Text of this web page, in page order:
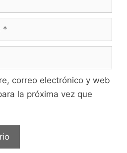
correo electrónico y web
la próxima vez que